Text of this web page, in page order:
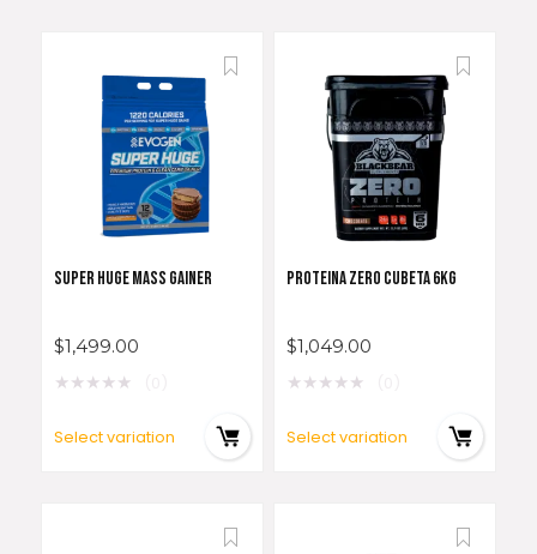
SUPER HUGE MASS GAINER
$1,499.00
★★★★★
Select variation
PROTEINA ZERO CUBETA 6KG
$1,049.00
★★★★★
Select variation